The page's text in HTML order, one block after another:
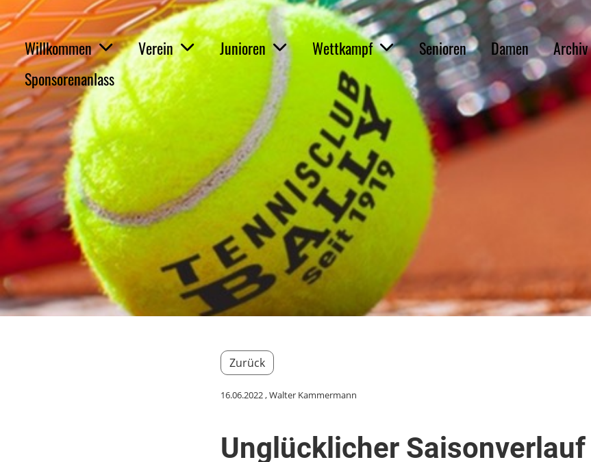
Willkommen Verein Junioren Wettkampf Senioren Damen
Archiv
Sponsorenanlass
Zurück
16.06.2022, Walter Kammermann
Unglücklicher